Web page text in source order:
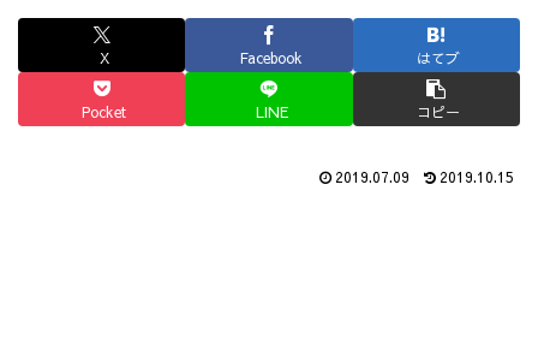
X Facebook はてブ
Pocket LINE コピー
2019.07.09 2019.10.15